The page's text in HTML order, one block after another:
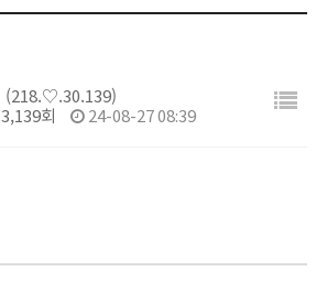
(218.♡.30.139)
3,139회 24-08-27 08:39